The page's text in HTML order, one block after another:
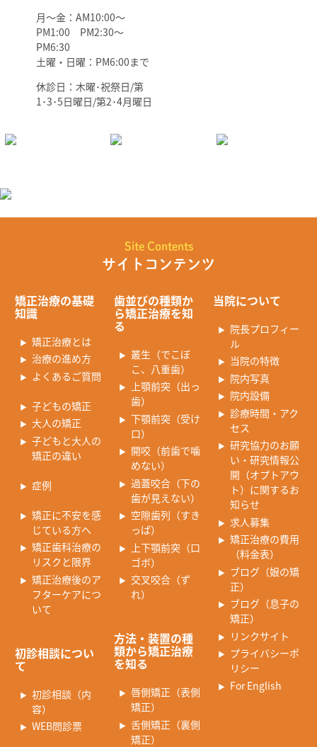
月～金：AM10:00～
PM1:00 PM2:30～
PM6:30
土曜・日曜：PM6:00まで
休診日：木曜･祝祭日/第
1･3･5日曜日/第2･4月曜日
Site Contents
サイトコンテンツ
矯正治療の基礎
知識
矯正治療とは
治療の進め方
よくあるご質問
子どもの矯正
大人の矯正
子どもと大人の
矯正の違い
症例
矯正に不安を感
じている方へ
矯正歯科治療の
リスクと限界
矯正治療後のア
フターケアにつ
いて
初診相談につい
て
初診相談（内
容）
WEB問診票
歯並びの種類か
ら矯正治療を知
る
叢生（でこぼ
こ、八重歯）
上顎前突（出っ
歯）
下顎前突（受け
口）
開咬（前歯で噛
めない）
過蓋咬合（下の
歯が見えない）
空隙歯列（すき
っぱ）
上下顎前突（口
ゴボ）
交叉咬合（ず
れ）
方法・装置の種
類から矯正治療
を知る
唇側矯正（表側
矯正）
舌側矯正（裏側
矯正）
当院について
院長プロフィー
ル
当院の特徴
院内写真
院内設備
診療時間・アク
セス
研究協力のお願
い・研究情報公
開（オプトアウ
ト）に関するお
知らせ
求人募集
矯正治療の費用
（料金表）
ブログ（娘の矯
正）
ブログ（息子の
矯正）
リンクサイト
プライバシーポ
リシー
For English